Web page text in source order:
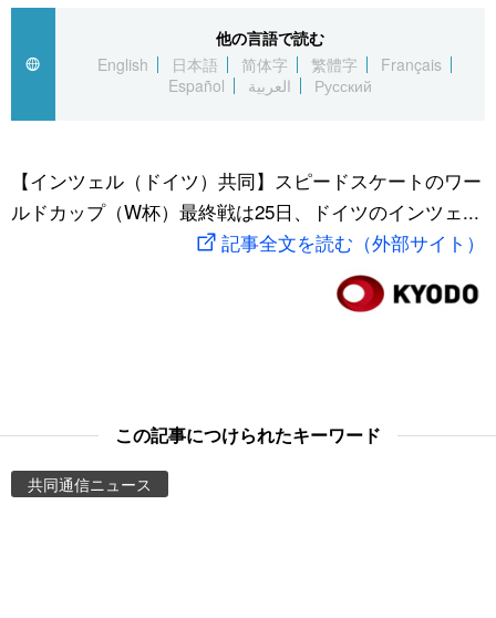
العربية
社会
スポーツ・東京2020
旅と暮らし
Images
社会
文化
科学・技術
暮らし
お知らせ
他の言語で読む
English
日本語 简体字 繁體字
Français
Español
العربية Русский
【インツェル（ドイツ）共同】スピードスケートのワー
ルドカップ（W杯）最終戦は25日、ドイツのインツェ...
記事全文を読む（外部サイト）
この記事につけられたキーワード
共同通信ニュース